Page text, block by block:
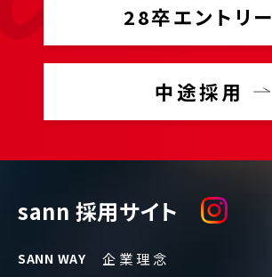
28卒エントリー
中途採用
sann 採用サイト
SANN WAY 企業理念